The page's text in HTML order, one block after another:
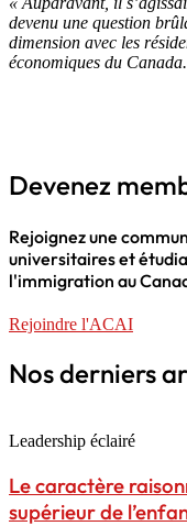
devenu une question
dimension avec les
économiques du
Devenez
Rejoignez une
universitaires et
l'immigration au
Rejoindre l'ACAI
Nos derniers
Leadership éclairé
Le caractère
supérieur de